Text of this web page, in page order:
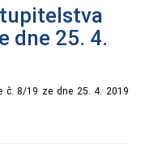
dne 25. 4.
č. 8/19 ze dne 25. 4. 2019